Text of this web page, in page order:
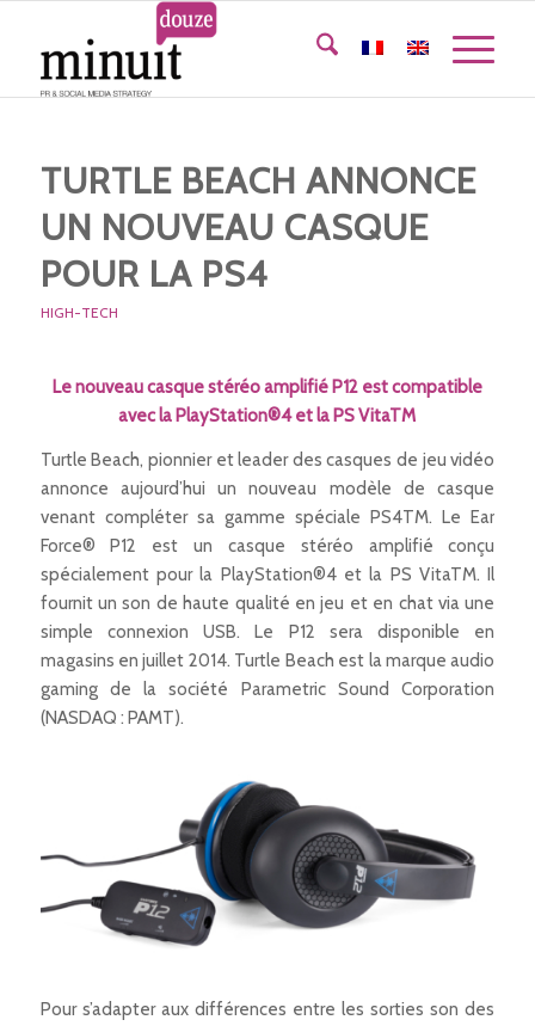
TURTLE BEACH ANNONCE
UN NOUVEAU CASQUE
POUR LA PS4
HIGH-TECH
Le nouveau casque stéréo amplifié P12 est compatible
avec la PlayStation®4 et la PS VitaTM
Turtle Beach, pionnier et leader des casques de jeu vidéo
annonce aujourd’hui un nouveau modèle de casque
venant compléter sa gamme spéciale PS4TM. Le Ear
Force® P12 est un casque stéréo amplifié conçu
spécialement pour la PlayStation®4 et la PS VitaTM. Il
fournit un son de haute qualité en jeu et en chat via une
simple connexion USB. Le P12 sera disponible en
magasins en juillet 2014. Turtle Beach est la marque audio
gaming de la société Parametric Sound Corporation
(NASDAQ : PAMT).
Pour s’adapter aux différences entre les sorties son des